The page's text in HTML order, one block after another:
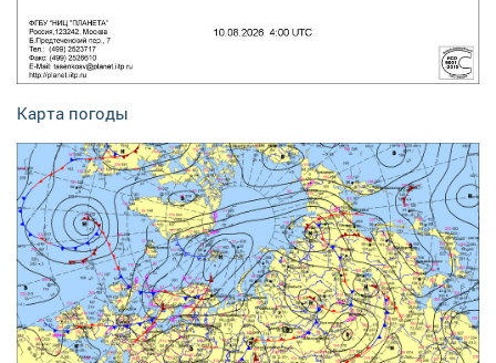
Карта погоды